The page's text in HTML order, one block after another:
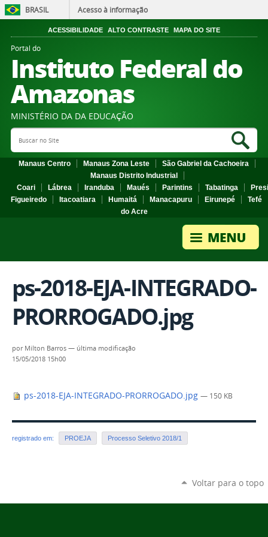
BRASIL Acesso à informação
ACESSIBILIDADE ALTO CONTRASTE MAPA DO SITE
Portal do
Instituto Federal do
Amazonas
MINISTÉRIO DA DA EDUCAÇÃO
Search Site
Manaus Centro Manaus Zona Leste
São Gabriel da Cachoeira
Manaus Distrito Industrial
Coari
Lábrea Iranduba Maués Parintins Tabatinga
Figueiredo
Itacoatiara Humaitá Manacapuru Eirunepé
Tefé
do Acre
ps-2018-EJA-INTEGRADO-
PRORROGADO.jpg
por Milton Barros — última modificação
15/05/2018 15h00
ps-2018-EJA-INTEGRADO-PRORROGADO.jpg — 150 KB
registrado em: PROEJA Processo Seletivo 2018/1
Voltar para o topo